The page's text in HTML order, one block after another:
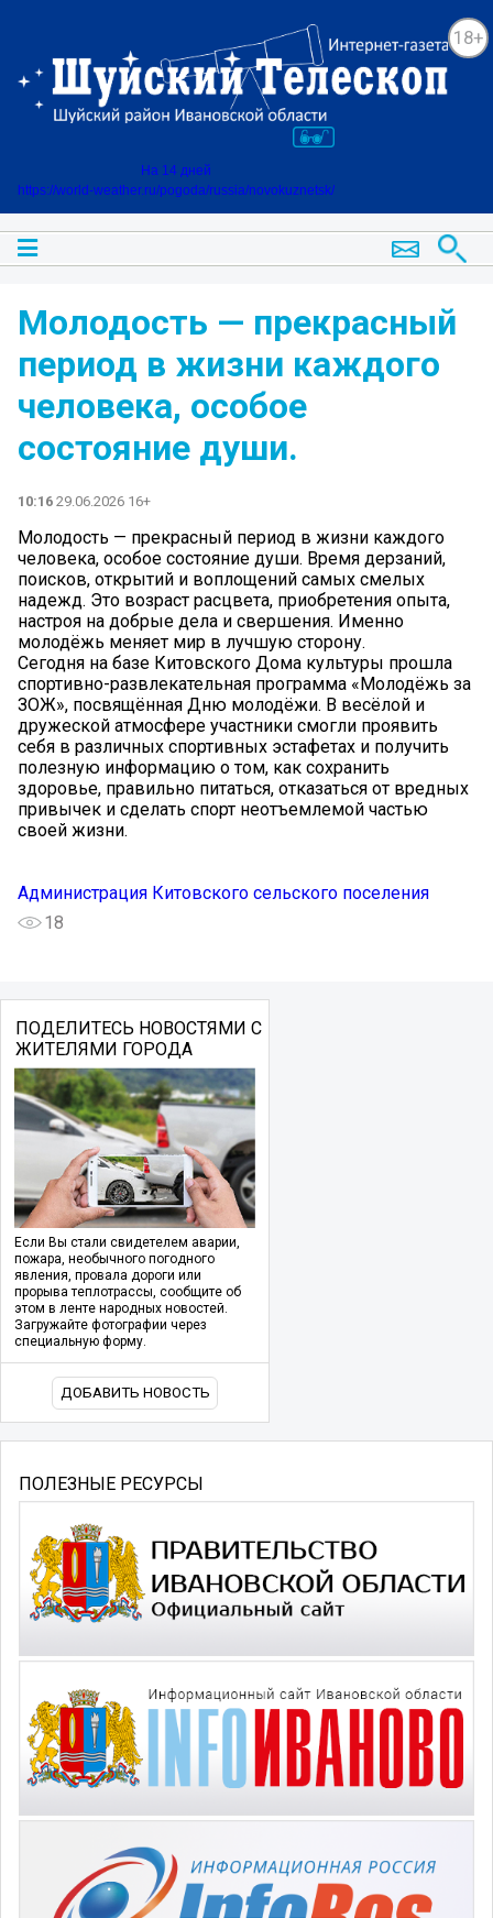
18+
На 14 дней
https://world-weather.ru/pogoda/russia/novokuznetsk/
Молодость — прекрасный
период в жизни каждого
человека, особое
состояние души.
10:16 29.06.2026 16+
Молодость — прекрасный период в жизни каждого
человека, особое состояние души. Время дерзаний,
поисков, открытий и воплощений самых смелых
надежд. Это возраст расцвета, приобретения опыта,
настроя на добрые дела и свершения. Именно
молодёжь меняет мир в лучшую сторону.
Сегодня на базе Китовского Дома культуры прошла
спортивно-развлекательная программа «Молодёжь за
ЗОЖ», посвящённая Дню молодёжи. В весёлой и
дружеской атмосфере участники смогли проявить
себя в различных спортивных эстафетах и получить
полезную информацию о том, как сохранить
здоровье, правильно питаться, отказаться от вредных
привычек и сделать спорт неотъемлемой частью
своей жизни.
Администрация Китовского сельского поселения
18
ПОДЕЛИТЕСЬ НОВОСТЯМИ С
ЖИТЕЛЯМИ ГОРОДА
Если Вы стали свидетелем аварии,
пожара, необычного погодного
явления, провала дороги или
прорыва теплотрассы, сообщите об
этом в ленте народных новостей.
Загружайте фотографии через
специальную форму.
ДОБАВИТЬ НОВОСТЬ
ПОЛЕЗНЫЕ РЕСУРСЫ